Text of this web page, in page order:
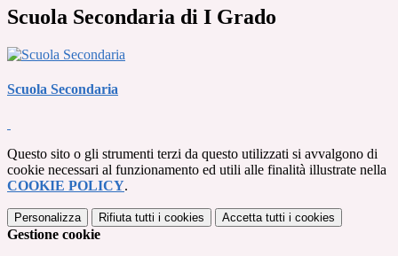
Scuola Secondaria di I Grado
Scuola Secondaria
Questo sito o gli strumenti terzi da questo utilizzati si avvalgono di
cookie necessari al funzionamento ed utili alle finalità illustrate nella
COOKIE POLICY.
Personalizza Rifiuta tutti i cookies Accetta tutti i cookies
Gestione cookie